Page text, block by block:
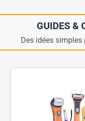
GUIDES &
Des idées